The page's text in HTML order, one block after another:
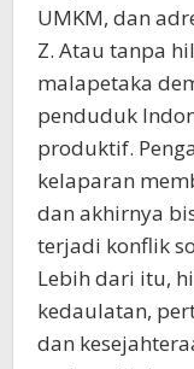
UMKM, dan
Z. Atau tanpa
malapetaka
penduduk
produktif.
kelaparan
dan akhirnya
terjadi konflik
Lebih dari itu,
kedaulatan,
dan